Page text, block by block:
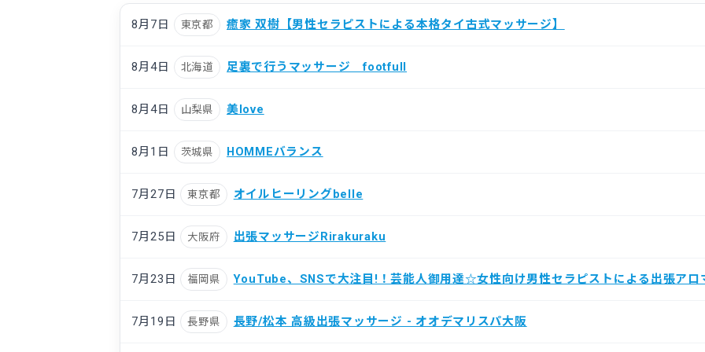
8月7日 東京都 癒家 双樹【男性セラピストによる本格タイ古式マッサージ】
8月4日 北海道 足裏で行うマッサージ footfull
8月4日 山梨県 美love
8月1日 茨城県 HOMMEバランス
7月27日 東京都 オイルヒーリングbelle
7月25日 大阪府 出張マッサージRirakuraku
7月23日 福岡県 YouTube、SNSで大注目!！芸能人御用達☆女性向け男性セラピストによる出張アロ
7月19日 長野県 長野/松本 高級出張マッサージ - オオデマリスパ大阪